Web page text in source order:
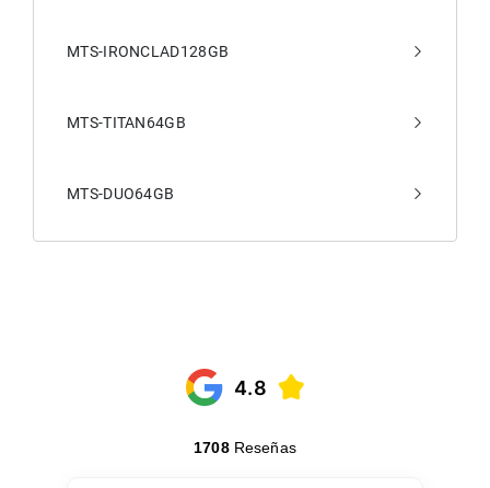
MTS-IRONCLAD128GB
MTS-TITAN64GB
MTS-DUO64GB